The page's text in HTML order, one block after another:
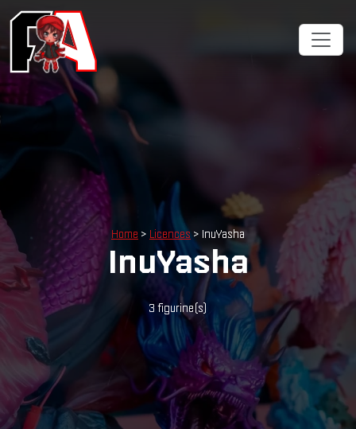
Home > Licences> InuYasha
InuYasha
3 figurine(s)
Cookies management panel